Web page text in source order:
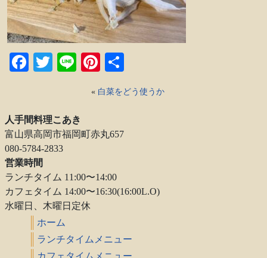
Facebook
TwitterLinePinterest
« 白菜をどう使うか
人手間料理こあき
富山県高岡市福岡町赤丸657
080-5784-2833
営業時間
ランチタイム 11:00〜14:00
カフェタイム 14:00〜16:30(16:00L.O)
水曜日、木曜日定休
ホーム
ランチタイムメニュー